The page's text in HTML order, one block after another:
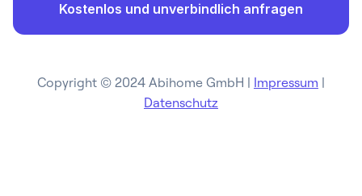
Copyright © 2024 Abihome GmbH | Impressum |
Datenschutz